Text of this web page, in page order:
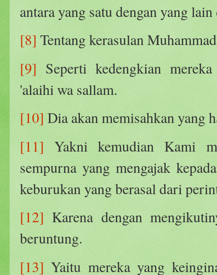
antara yang satu dengan yang
[8] Tentang kerasulan
[9] Seperti kedengkian
'alaihi wa sallam.
[10] Dia akan memisahkan yang
[11] Yakni kemudian Kami
sempurna yang mengajak
keburukan yang berasal dari
[12] Karena dengan
beruntung.
[13] Yaitu mereka yang